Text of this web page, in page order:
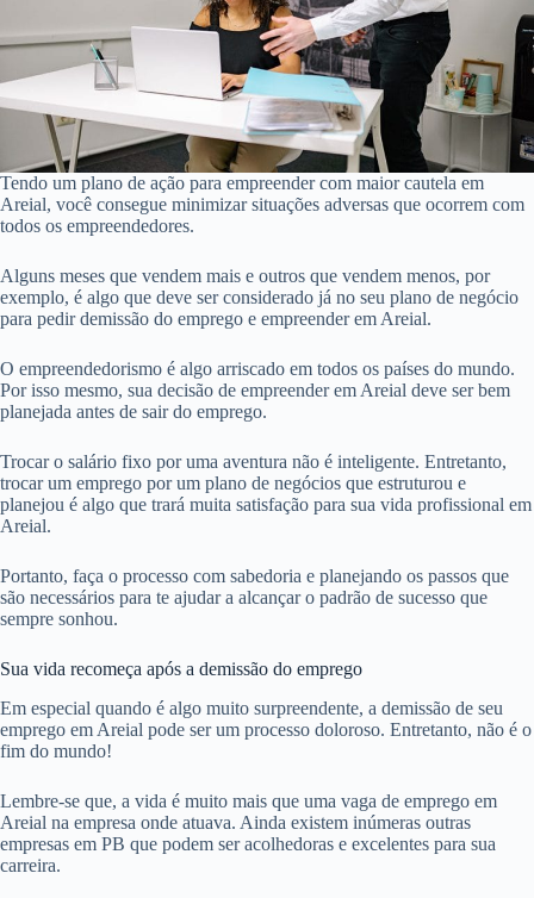
Tendo um plano de ação para empreender com maior cautela em
Areial, você consegue minimizar situações adversas que ocorrem com
todos os empreendedores.
Alguns meses que vendem mais e outros que vendem menos, por
exemplo, é algo que deve ser considerado já no seu plano de negócio
para pedir demissão do emprego e empreender em Areial.
O empreendedorismo é algo arriscado em todos os países do mundo.
Por isso mesmo, sua decisão de empreender em Areial deve ser bem
planejada antes de sair do emprego.
Trocar o salário fixo por uma aventura não é inteligente. Entretanto,
trocar um emprego por um plano de negócios que estruturou e
planejou é algo que trará muita satisfação para sua vida profissional em
Areial.
Portanto, faça o processo com sabedoria e planejando os passos que
são necessários para te ajudar a alcançar o padrão de sucesso que
sempre sonhou.
Sua vida recomeça após a demissão do emprego
Em especial quando é algo muito surpreendente, a demissão de seu
emprego em Areial pode ser um processo doloroso. Entretanto, não é o
fim do mundo!
Lembre-se que, a vida é muito mais que uma vaga de emprego em
Areial na empresa onde atuava. Ainda existem inúmeras outras
empresas em PB que podem ser acolhedoras e excelentes para sua
carreira.